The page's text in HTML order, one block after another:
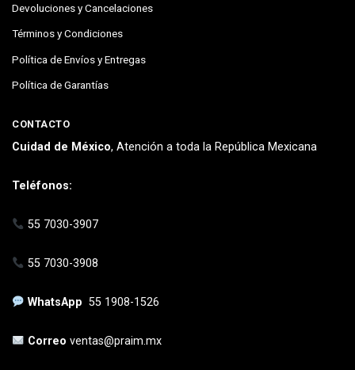
Devoluciones y Cancelaciones
Términos y Condiciones
Política de Envíos y Entregas
Política de Garantías
CONTACTO
Cuidad de México, Atención a toda la República Mexicana
Teléfonos:
55 7030-3907
55 7030-3908
WhatsApp55 1908-1526
Correoventas@praim.mx